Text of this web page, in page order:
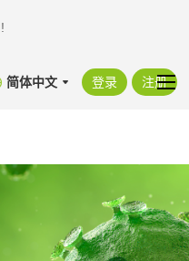
!
简体中文 登录 注册